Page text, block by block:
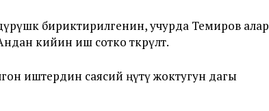
бириктирилгенин, учурда Темиров алар
кийин иш сотко өткөрүлөт.
иштердин саясий өңүтү жоктугун дагы